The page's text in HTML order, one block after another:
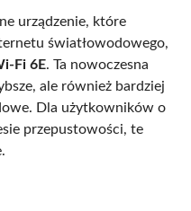
urządzenie, które
światłowodowego,
Fi 6E. Ta nowoczesna
ale również bardziej
Dla użytkowników o
przepustowości, te